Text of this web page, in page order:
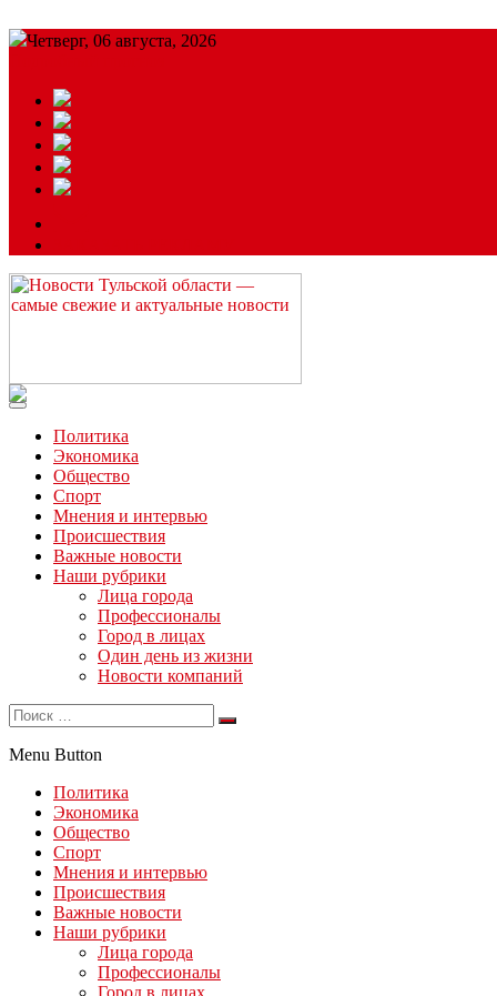
Четверг, 06 августа, 2026
Читайте последние новости дня в Тульской области на сайте
Политика
Экономика
Общество
Спорт
Мнения и интервью
Происшествия
Важные новости
Наши рубрики
Лица города
Профессионалы
Город в лицах
Один день из жизни
Новости компаний
Menu Button
Политика
Экономика
Общество
Спорт
Мнения и интервью
Происшествия
Важные новости
Наши рубрики
Лица города
Профессионалы
Город в лицах